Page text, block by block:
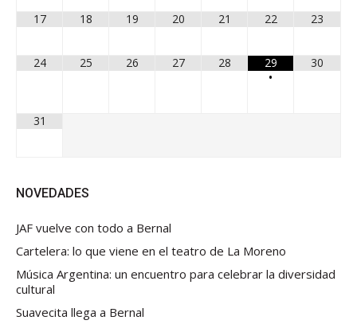
17 18 19 20 21 22 23
24 25 26 27 28
29
•
30
31
NOVEDADES
JAF vuelve con todo a Bernal
Cartelera: lo que viene en el teatro de La Moreno
Música Argentina: un encuentro para celebrar la diversidad
cultural
Suavecita llega a Bernal